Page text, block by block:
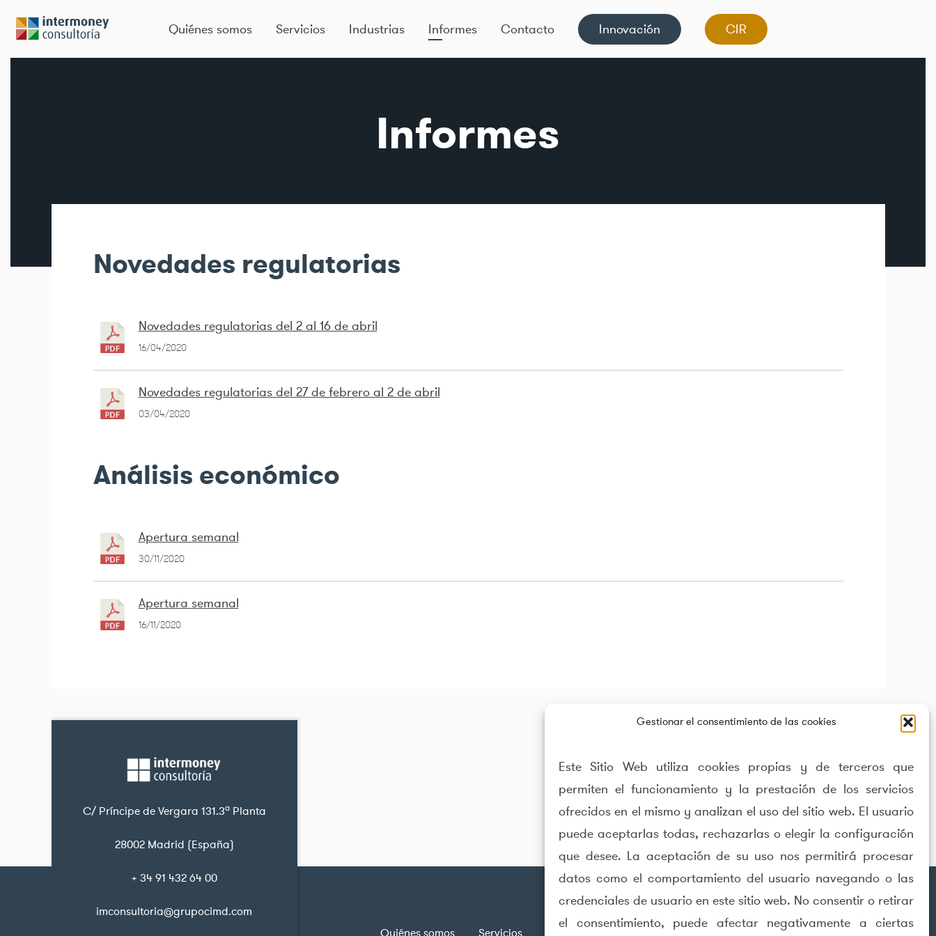
Gestionar el consentimiento de las cookies
Este Sitio Web utiliza cookies propias y de terceros que
permiten el funcionamiento y la prestación de los servicios
ofrecidos en el mismo y analizan el uso del sitio web. El usuario
puede aceptarlas todas, rechazarlas o elegir la configuración
que desee. La aceptación de su uso nos permitirá procesar
datos como el comportamiento del usuario navegando o las
credenciales de usuario en este sitio web. No consentir o retirar
el consentimiento, puede afectar negativamente a ciertas
Quiénes somos Servicios Industrias Informes Contacto Innovación CIR
Informes
Novedades regulatorias
Novedades regulatorias del 2 al 16 de abril
16/04/2020
Novedades regulatorias del 27 de febrero al 2 de abril
03/04/2020
Análisis económico
Apertura semanal
30/11/2020
Apertura semanal
16/11/2020
C/ Príncipe de Vergara 131.3ªPlanta
28002 Madrid (España)
+ 34 91 432 64 00
imconsultoria@grupocimd.com